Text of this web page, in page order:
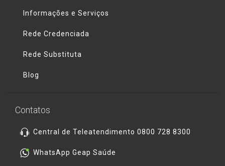
Informações e Serviços
Rede Credenciada
Rede Substituta
Blog
Contatos
Central de Teleatendimento 0800 728 8300
WhatsApp Geap Saúde